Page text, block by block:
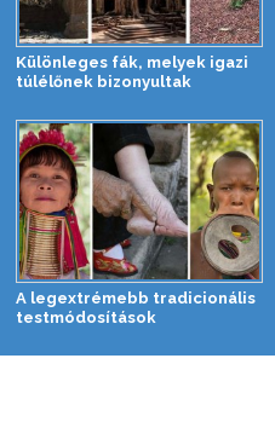
Különleges fák, melyek igazi
túlélőnek bizonyultak
A legextrémebb tradicionális
testmódosítások